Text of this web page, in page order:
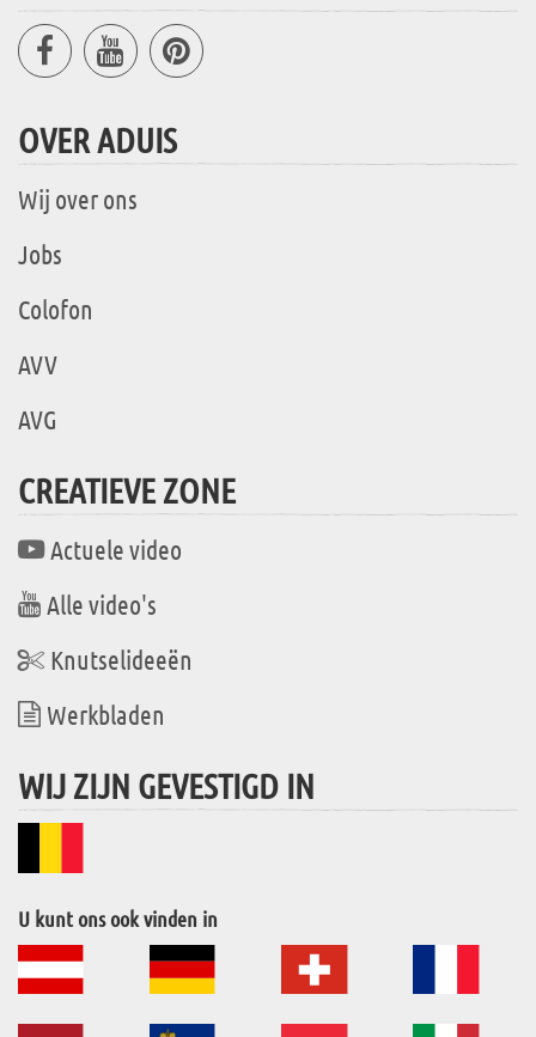
OVER ADUIS
Wij over ons
Jobs
Colofon
AVV
AVG
CREATIEVE ZONE
Actuele video
Alle video's
Knutselideeën
Werkbladen
WIJ ZIJN GEVESTIGD IN
U kunt ons ook vinden in